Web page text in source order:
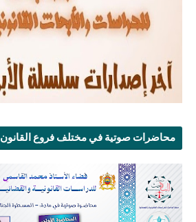
محاضرات صوتية في مختلف فروع القانون